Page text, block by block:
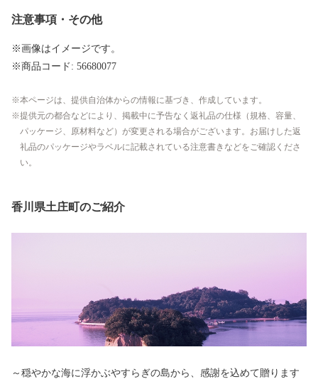
注意事項・その他
※画像はイメージです。
※商品コード: 56680077
本ページは、提供自治体からの情報に基づき、作成しています。
提供元の都合などにより、掲載中に予告なく返礼品の仕様（規格、容量、
パッケージ、原材料など）が変更される場合がございます。お届けした返
礼品のパッケージやラベルに記載されている注意書きなどをご確認くださ
い。
香川県土庄町のご紹介
～穏やかな海に浮かぶやすらぎの島から、感謝を込めて贈ります